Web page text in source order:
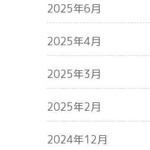
2025年6月
2025年4月
2025年3月
2025年2月
2024年12月